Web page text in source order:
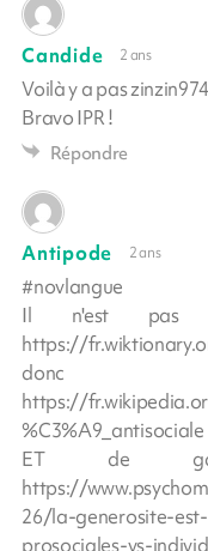
Candide 2 ans
Voilà y a pas
Bravo IPR !
Répondre
Antipode 2 ans
#novlangue
Il n'est pas
https://
donc
https://
%C3%A9_antisociale
ET de
https://
26/la-generosite-
prosociales-vs-